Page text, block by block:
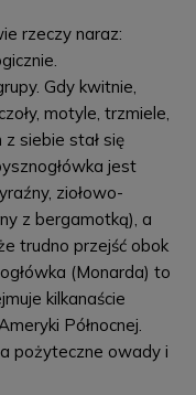
rzeczy naraz:
Gdy kwitnie,
motyle, trzmiele,
siebie stał się
jest
ziołowo-
z bergamotką), a
trudno przejść obok
(Monarda) to
kilkanaście
Północnej.
pożyteczne owady i